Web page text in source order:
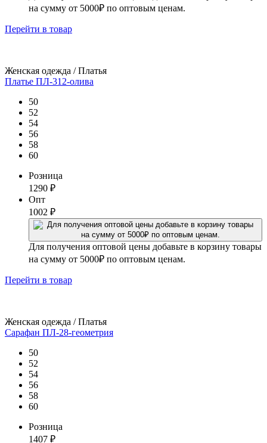
на сумму от 5000₽ по оптовым ценам.
Перейти в товар
Женская одежда / Платья
Платье ПЛ-312-олива
50
52
54
56
58
60
Розница
1290 ₽
Опт
1002 ₽
Для получения оптовой цены добавьте в корзину товары
на сумму от 5000₽ по оптовым ценам.
Перейти в товар
Женская одежда / Платья
Сарафан ПЛ-28-геометрия
50
52
54
56
58
60
Розница
1407 ₽